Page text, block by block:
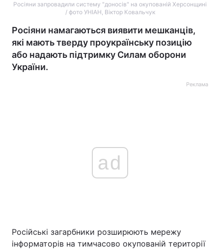
Україна Політика
Росіяни запровадили систему "доносів" на окупованій Херсонщині
/ фото УНІАН, Віктор Ковальчук
Росіяни намагаються виявити мешканців,
які мають тверду проукраїнську позицію
або надають підтримку Силам оборони
України.
Реклама
ad
Російські загарбники розширюють мережу
інформаторів на тимчасово окупованій території